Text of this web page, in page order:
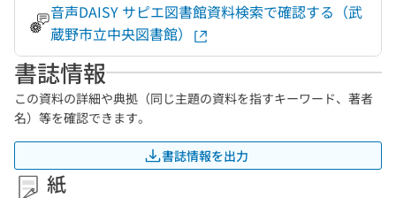
音声DAISY サピエ図書館資料検索で確認する（武
蔵野市立中央図書館）
書誌情報
この資料の詳細や典拠（同じ主題の資料を指すキーワード、著者
名）等を確認できます。
書誌情報を出力
紙